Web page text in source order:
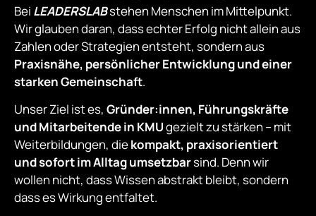
Bei LEADERSLABstehen Menschen im Mittelpunkt.
Wir glauben daran, dass echter Erfolg nicht allein aus
Zahlen oder Strategien entsteht, sondern aus
Praxisnähe, persönlicher Entwicklung und einer
starken Gemeinschaft.
Unser Ziel ist es, Gründer:innen, Führungskräfte
und Mitarbeitende in KMUgezielt zu stärken – mit
Weiterbildungen, diekompakt, praxisorientiert
und sofort im Alltag umsetzbarsind. Denn wir
wollen nicht, dass Wissen abstrakt bleibt, sondern
dass es Wirkung entfaltet.